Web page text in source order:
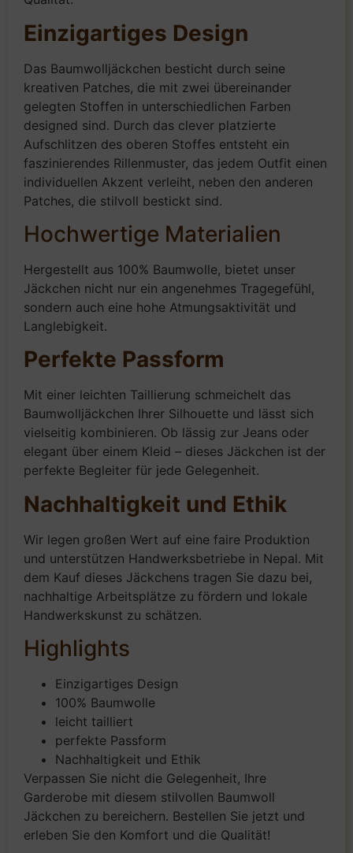
Einzigartiges Design
Das Baumwolljäckchen besticht durch seine
kreativen Patches, die mit zwei übereinander
gelegten Stoffen in unterschiedlichen Farben
designed sind. Durch das clever platzierte
Aufschlitzen des oberen Stoffes entsteht ein
faszinierendes Rillenmuster, das jedem Outfit einen
individuellen Akzent verleiht, neben den anderen
Patches, die stilvoll bestickt sind.
Hochwertige Materialien
Hergestellt aus 100% Baumwolle, bietet unser
Jäckchen nicht nur ein angenehmes Tragegefühl,
sondern auch eine hohe Atmungsaktivität und
Langlebigkeit.
Perfekte Passform
Mit einer leichten Taillierung schmeichelt das
Baumwolljäckchen Ihrer Silhouette und lässt sich
vielseitig kombinieren. Ob lässig zur Jeans oder
elegant über einem Kleid – dieses Jäckchen ist der
perfekte Begleiter für jede Gelegenheit.
Nachhaltigkeit und Ethik
Wir legen großen Wert auf eine faire Produktion
und unterstützen Handwerksbetriebe in Nepal. Mit
dem Kauf dieses Jäckchens tragen Sie dazu bei,
nachhaltige Arbeitsplätze zu fördern und lokale
Handwerkskunst zu schätzen.
Highlights
Einzigartiges Design
100% Baumwolle
leicht tailliert
perfekte Passform
Nachhaltigkeit und Ethik
Verpassen Sie nicht die Gelegenheit, Ihre
Garderobe mit diesem stilvollen Baumwoll
Jäckchen zu bereichern. Bestellen Sie jetzt und
erleben Sie den Komfort und die Qualität!